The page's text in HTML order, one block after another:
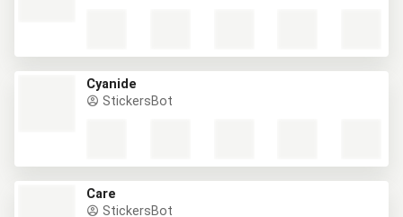
Cyanide
StickersBot
Care
StickersBot